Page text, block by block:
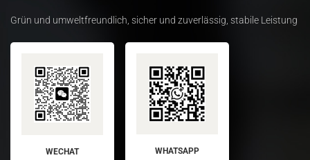
Grün und umweltfreundlich, sicher und zuverlässig, stabile Leistung
WECHAT WHATSAPP